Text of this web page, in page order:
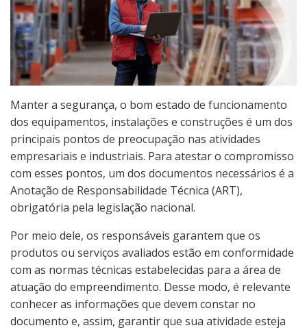
Manter a segurança, o bom estado de funcionamento
dos equipamentos, instalações e construções é um dos
principais pontos de preocupação nas atividades
empresariais e industriais. Para atestar o compromisso
com esses pontos, um dos documentos necessários é a
Anotação de Responsabilidade Técnica (ART),
obrigatória pela legislação nacional.
Por meio dele, os responsáveis garantem que os
produtos ou serviços avaliados estão em conformidade
com as normas técnicas estabelecidas para a área de
atuação do empreendimento. Desse modo, é relevante
conhecer as informações que devem constar no
documento e, assim, garantir que sua atividade esteja